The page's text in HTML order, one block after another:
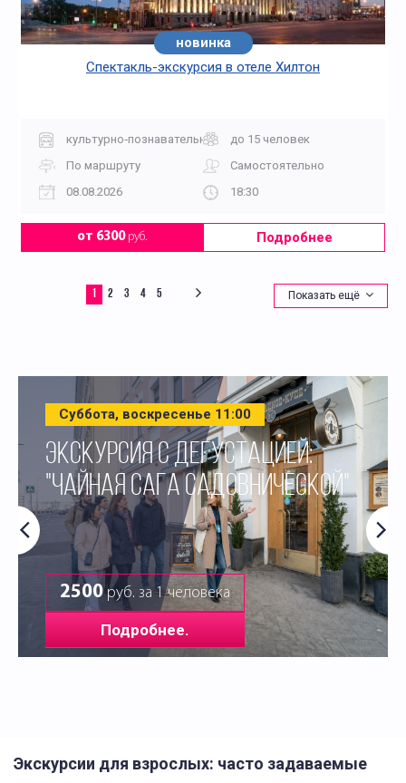
новинка
Спектакль-экскурсия в отеле Хилтон
культурно‑познавательная
до 15 человек
По маршруту
Самостоятельно
08.08.2026
18:30
от 6300руб. Подробнее
1 2 3 4 5 Показать ещё
Суббота, воскресенье 11:00
ЭКСКУРСИЯ С ДЕГУСТАЦИЕЙ:
"ЧАЙНАЯ САГА САДОВНИЧЕСКОЙ"
2500руб. за 1 человека
Подробнее.
Экскурсии для взрослых: часто задаваемые